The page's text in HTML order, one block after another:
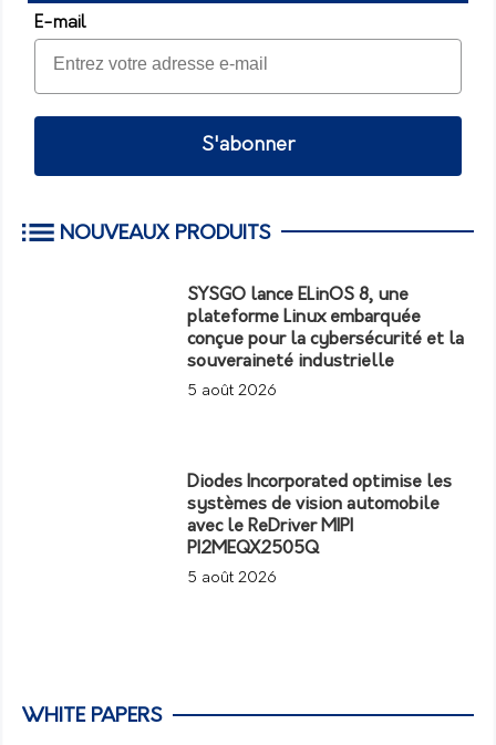
E-mail
S'abonner
NOUVEAUX PRODUITS
SYSGO lance ELinOS 8, une
plateforme Linux embarquée
conçue pour la cybersécurité et la
souveraineté industrielle
5 août 2026
Diodes Incorporated optimise les
systèmes de vision automobile
avec le ReDriver MIPI
PI2MEQX2505Q
5 août 2026
WHITE PAPERS